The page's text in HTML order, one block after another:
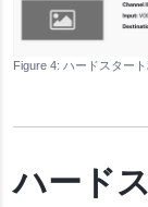
ハードスター
ハード